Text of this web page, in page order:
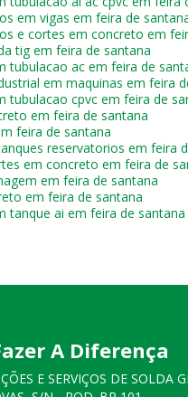
em vigas em feira de
e cortes em concreto em
tig em feira de santana
tubulacao ac em feira de
em maquinas em feira
tubulacao cpvc em feira de
em feira de santana
feira de santana
reservatorios em feira
em concreto em feira de
em feira de santana
em feira de santana
tanque ai em feira de santana
A Diferença
E SERVIÇOS DE SOLDA